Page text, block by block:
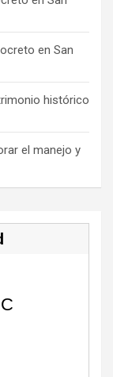
en San
histórico
el manejo y
C